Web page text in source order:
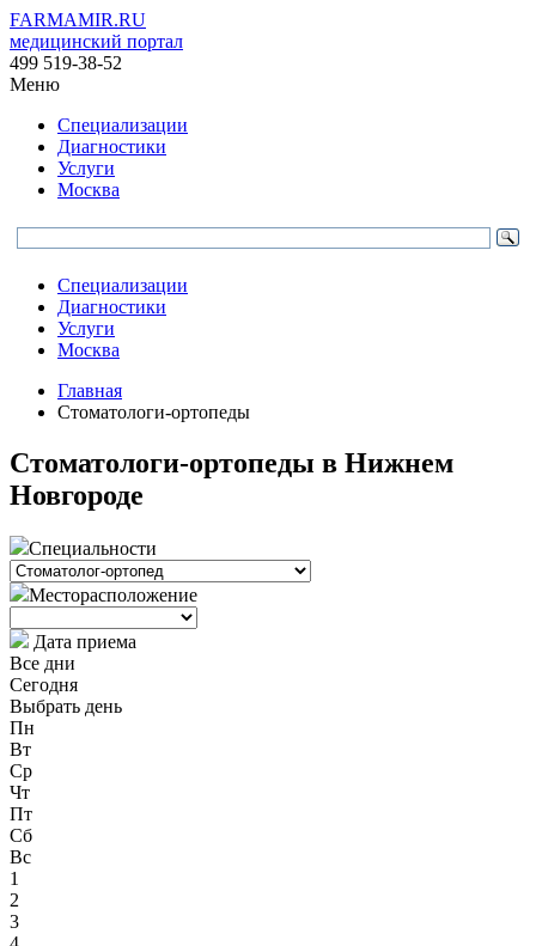
FARMAMIR.RU
медицинский портал
499 519-38-52
Меню
Специализации
Диагностики
Услуги
Москва
Специализации
Диагностики
Услуги
Москва
Главная
Стоматологи-ортопеды
Стоматологи-ортопеды в Нижнем
Новгороде
Специальности
Месторасположение
Дата приема
Все дни
Сегодня
Выбрать день
Пн
Вт
Ср
Чт
Пт
Сб
Вс
1
2
3